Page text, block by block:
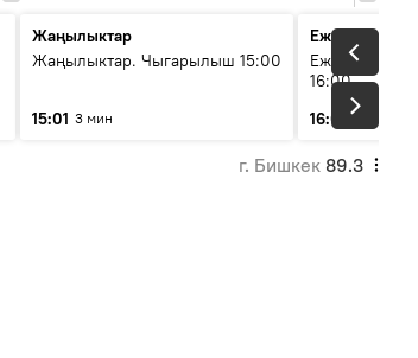
Жаңылыктар
Жаңылыктар. Чыгарылыш 15:00
15:01 3 мин
Ежедневные
Ежедневные
16:00
16:01
3 мин
г. Бишкек 89.3